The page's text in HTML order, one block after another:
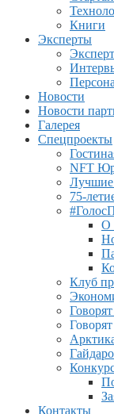
Книги
Эксперты
Новости
Новости
Галерея
Спецпроекты
NFT
Лучшие
75-
О
Клуб
Контакты